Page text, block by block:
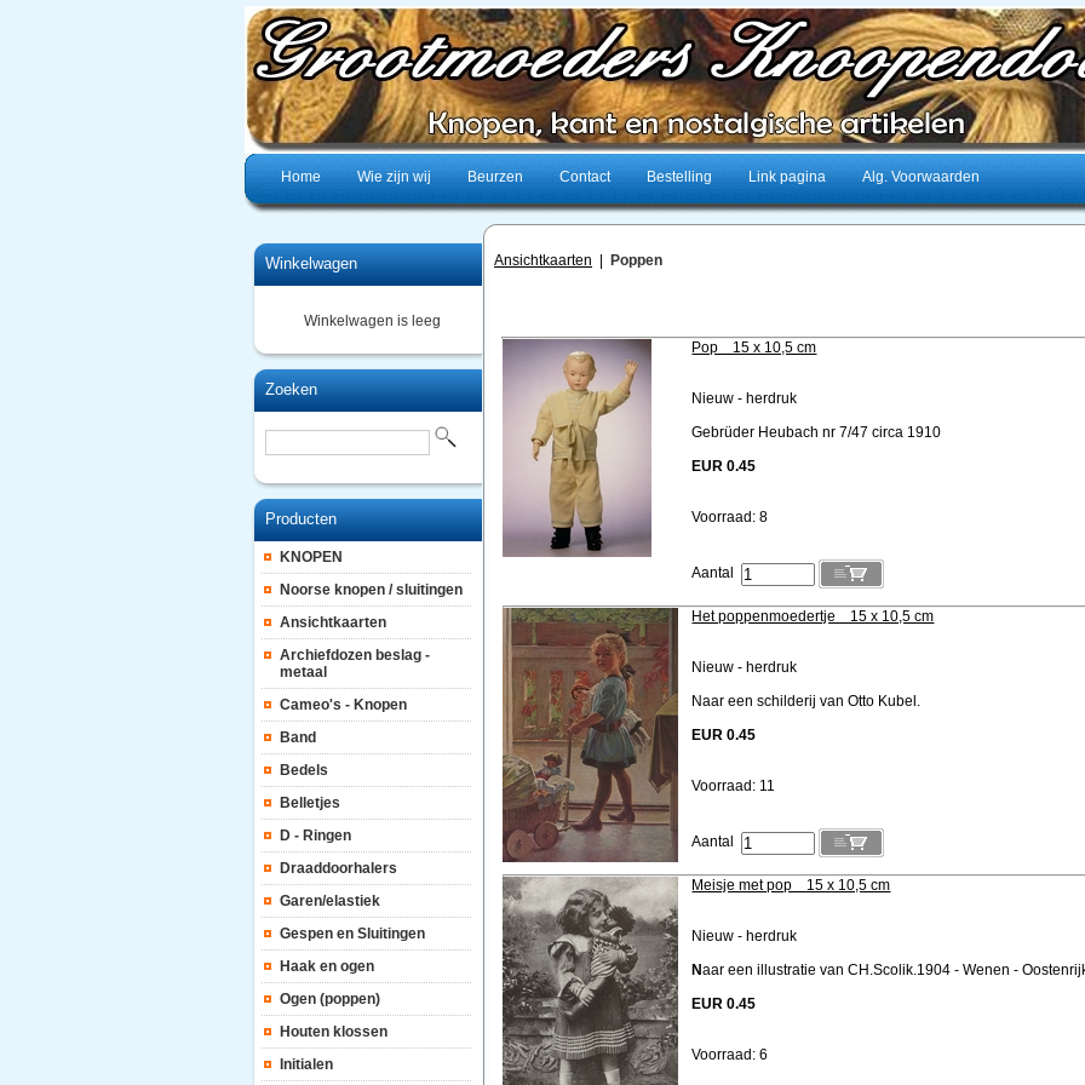
Home Wie zijn wij Beurzen Contact Bestelling Link pagina Alg. Voorwaarden
Winkelwagen
Winkelwagen is leeg
Zoeken
Producten
KNOPEN
Noorse knopen / sluitingen
Ansichtkaarten
Archiefdozen beslag -
metaal
Cameo's - Knopen
Band
Bedels
Belletjes
D - Ringen
Draaddoorhalers
Garen/elastiek
Gespen en Sluitingen
Haak en ogen
Ogen (poppen)
Houten klossen
Initialen
Ansichtkaarten Poppen
Pop 15 x 10,5 cm
Nieuw - herdruk
Gebrüder Heubach nr 7/47 circa 1910
EUR 0.45
Voorraad: 8
Aantal
Het poppenmoedertje 15 x 10,5 cm
Nieuw - herdruk
Naar een schilderij van Otto Kubel.
EUR 0.45
Voorraad: 11
Aantal
Meisje met pop 15 x 10,5 cm
Nieuw - herdruk
Naar een illustratie van CH.Scolik.1904 - Wenen -
EUR 0.45
Voorraad: 6